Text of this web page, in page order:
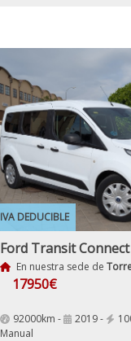
IVA DEDUCIBLE
En nuestra sede de
17950€
92000km - 2019 -
Manual